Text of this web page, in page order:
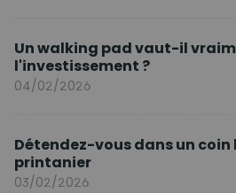
Un walking pad vaut-il
l'investissement ?
04/02/2026
Détendez-vous dans un
printanier
03/02/2026